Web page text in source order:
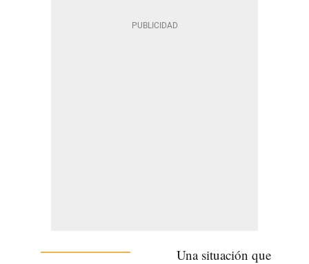
Una situación que